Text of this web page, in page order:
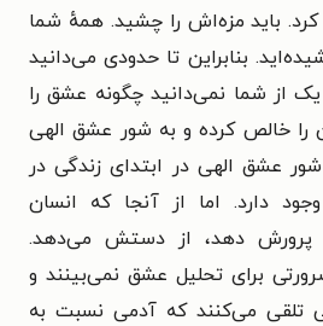
کرد. باید مزه‌اش را چشید. همهٔ شما
بنابراین تا حدودی می‌دانید
از شما نمی‌دانید چگونه عشق را
را خالص کرده و به شور عشق الهی
عشق الهی در ابتدای زندگی در
دارد. اما از آنجا که انسان
پرورش دهد، از دستش می‌دهد.
برای تحلیل عشق نمی‌بینند و
تلقی می‌کنند که آدمی نسبت به